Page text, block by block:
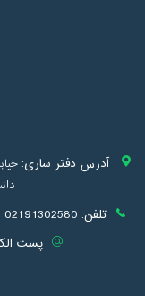
آدرس دفتر ساری:
تلفن: 02191302580
پست